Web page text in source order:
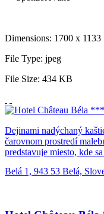
Dimensions: 1700 x 1133
File Type: jpeg
File Size: 434 KB
Dejinami nadýchaný
čarovnom prostredí
predstavuje miesto, kde
alebo rozprávkovú
Belá 1, 943 53 Belá,